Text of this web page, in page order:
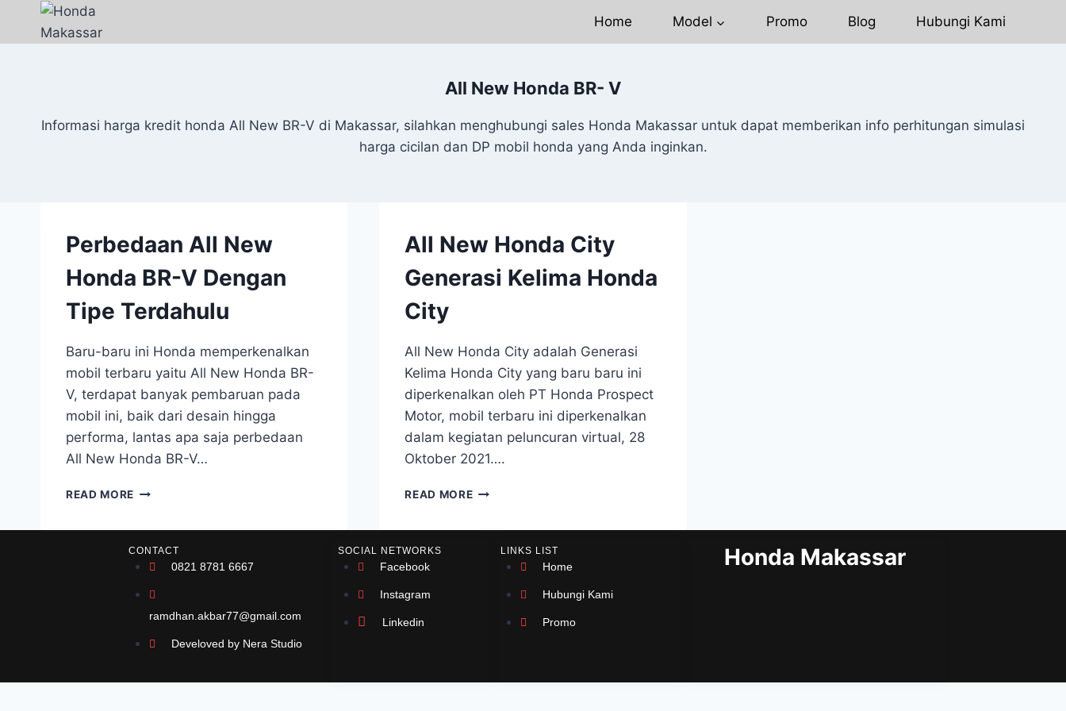
Home Model Promo Blog Hubungi Kami
All New Honda BR- V
Informasi harga kredit honda All New BR-V di Makassar, silahkan menghubungi sales Honda Makassar untuk dapat memberikan info perhitungan simulasi
harga cicilan dan DP mobil honda yang Anda inginkan.
Perbedaan All New
Honda BR-V Dengan
Tipe Terdahulu
Baru-baru ini Honda memperkenalkan
mobil terbaru yaitu All New Honda BR-
V, terdapat banyak pembaruan pada
mobil ini, baik dari desain hingga
performa, lantas apa saja perbedaan
All New Honda BR-V…
READ MORE
All New Honda City
Generasi Kelima Honda
City
All New Honda City adalah Generasi
Kelima Honda City yang baru baru ini
diperkenalkan oleh PT Honda Prospect
Motor, mobil terbaru ini diperkenalkan
dalam kegiatan peluncuran virtual, 28
Oktober 2021….
READ MORE
CONTACT
0821 8781 6667
ramdhan.akbar77@gmail.com
Develoved by Nera Studio
SOCIAL NETWORKS
Facebook
Instagram
Linkedin
LINKS LIST
Home
Hubungi Kami
Promo
Honda Makassar